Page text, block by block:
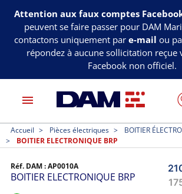
Attention aux faux comptes
peuvent se faire passer pour DAM
contactons uniquement par e-mail ou
répondez à aucune sollicitation reçue
Facebook non officiel.
menu
Accueil Pièces électriques
BOITIER
BOITIER ELECTRONIQUE BRP
Réf. DAM :AP0010A
BOITIER ELECTRONIQUE BRP